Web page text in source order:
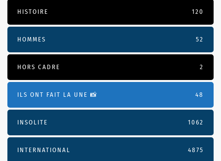
HISTOIRE 120
HOMMES 52
HORS CADRE 2
ILS ONT FAIT LA UNE 📸 48
INSOLITE 1062
INTERNATIONAL 4875